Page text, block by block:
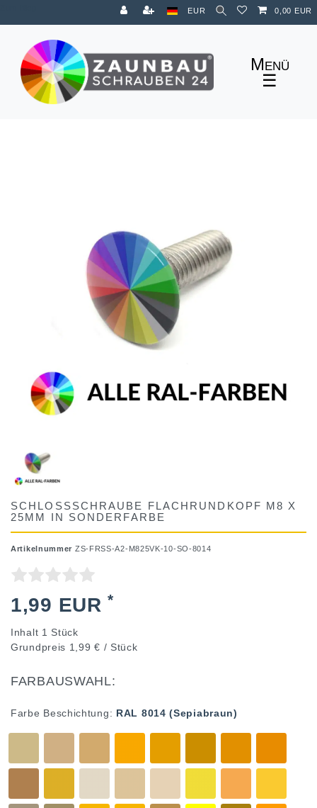
EUR 0,00 EUR
☰
SCHLOSSSCHRAUBE FLACHRUNDKOPF M8 X
25MM IN SONDERFARBE
Artikelnummer ZS-FRSS-A2-M825VK-10-SO-8014
1,99 EUR*
Inhalt 1 Stück
Grundpreis 1,99 € / Stück
FARBAUSWAHL:
Farbe Beschichtung: RAL 8014 (Sepiabraun)